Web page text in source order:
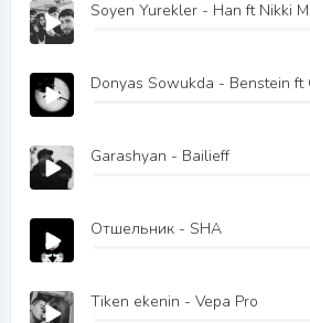
Donyas Sowukda - Benstein ft
Garashyan - Bailieff
Отшельник - SHA
Tiken ekenin - Vepa Pro